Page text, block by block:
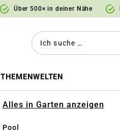
Über 500× in deiner Nähe
THEMENWELTEN
Alles in Garten anzeigen
Pool